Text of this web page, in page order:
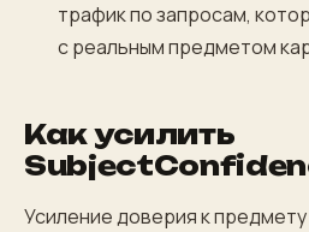
трафик по запросам,
с реальным предметом
Как усилить
Усиление доверия к